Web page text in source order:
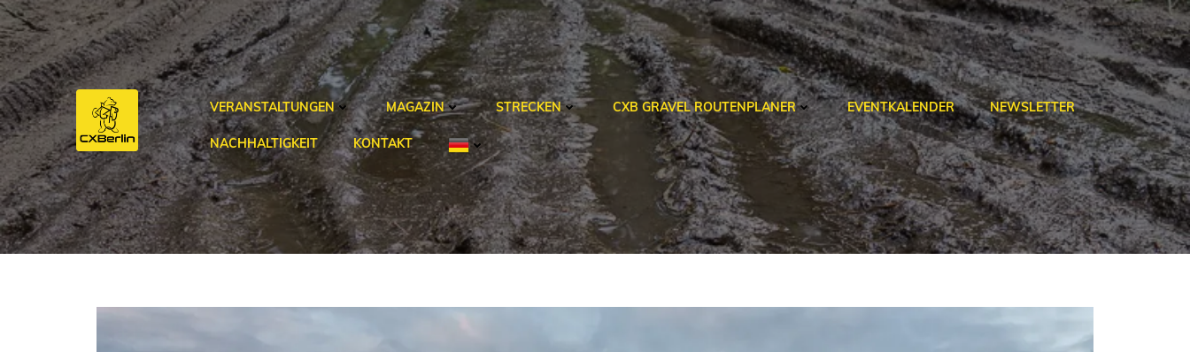
Zum
Inhalt
springen
VERANSTALTUNGEN MAGAZIN STRECKEN CXB GRAVEL ROUTENPLANER EVENTKALENDER NEWSLETTER
NACHHALTIGKEIT KONTAKT